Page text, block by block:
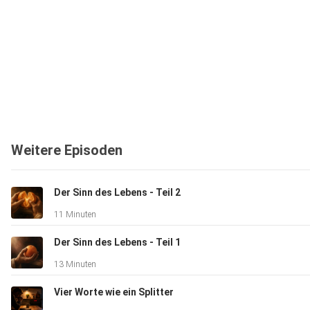
Weitere Episoden
Der Sinn des Lebens - Teil 2
11 Minuten
Der Sinn des Lebens - Teil 1
13 Minuten
Vier Worte wie ein Splitter